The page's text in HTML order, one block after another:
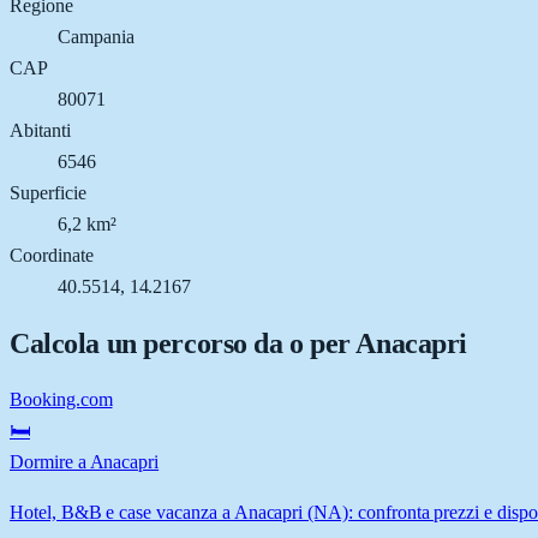
Regione
Campania
CAP
80071
Abitanti
6546
Superficie
6,2 km²
Coordinate
40.5514, 14.2167
Calcola un percorso da o perAnacapri
Booking.com
🛏️
Dormire a Anacapri
Hotel, B&B e case vacanza a Anacapri (NA): confronta prezzi e